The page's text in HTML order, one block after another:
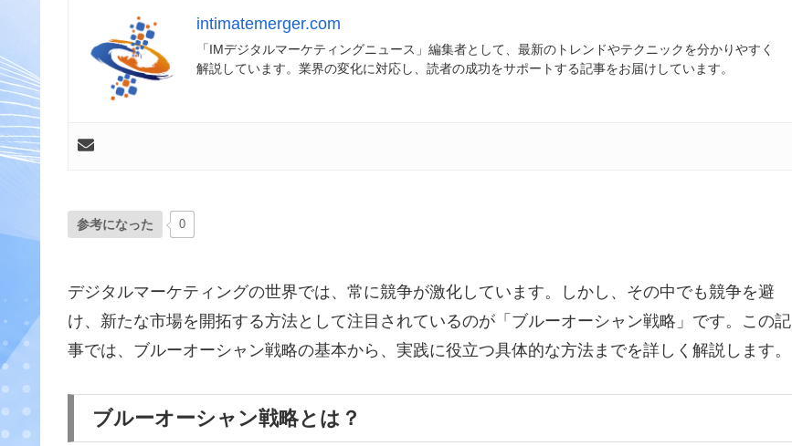
intimatemerger.com
「IMデジタルマーケティングニュース」編集者として、最新のトレンドやテクニックを分かりやすく
解説しています。業界の変化に対応し、読者の成功をサポートする記事をお届けしています。
参考になった 0
デジタルマーケティングの世界では、常に競争が激化しています。しかし、その中でも競争を避
け、新たな市場を開拓する方法として注目されているのが「ブルーオーシャン戦略」です。この記
事では、ブルーオーシャン戦略の基本から、実践に役立つ具体的な方法までを詳しく解説します。
ブルーオーシャン戦略とは？